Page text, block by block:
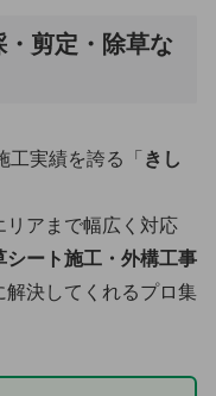
・剪定・除草な
実績を誇る「 きし
リアまで幅広く対応
シート施工・外構工事
決してくれるプロ集